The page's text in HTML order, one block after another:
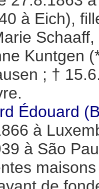
à Eich),
Kuntgen
; †
Édouard
à
à São